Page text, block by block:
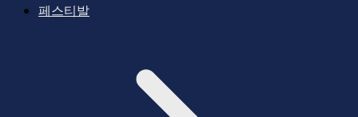
페스티발